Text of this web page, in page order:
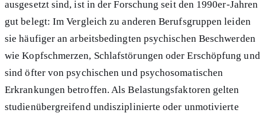
ausgesetzt sind, ist in der Forschung seit den 1990er-Jahren
gut belegt: Im Vergleich zu anderen Berufsgruppen leiden
sie häufiger an arbeitsbedingten psychischen Beschwerden
wie Kopfschmerzen, Schlafstörungen oder Erschöpfung und
sind öfter von psychischen und psychosomatischen
Erkrankungen betroffen. Als Belastungsfaktoren gelten
studienübergreifend undisziplinierte oder unmotivierte